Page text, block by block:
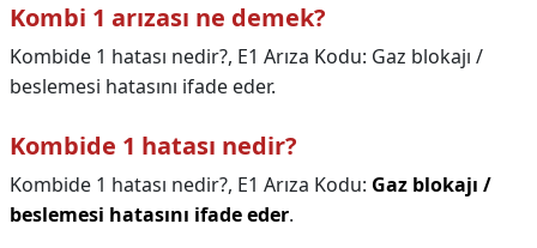
Kombi 1 arızası ne demek?
Kombide 1 hatası nedir?, E1 Arıza Kodu: Gaz blokajı /
beslemesi hatasını ifade eder.
Kombide 1 hatası nedir?
Kombide 1 hatası nedir?, E1 Arıza Kodu: Gaz blokajı /
beslemesi hatasını ifade eder.